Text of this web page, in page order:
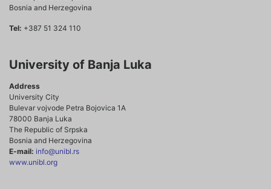
Bosnia and Herzegovina
Tel: +387 51 324 110
University of Banja Luka
Address
University City
Bulevar vojvode Petra Bojovica 1A
78000 Banja Luka
The Republic of Srpska
Bosnia and Herzegovina
E-mail: info@unibl.rs
www.unibl.org